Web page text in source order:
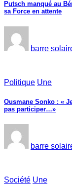
Putsch manqué au
sa Force en attente
barre
Politique Une
Ousmane Sonko : «
pas participer…»
barre
Société Une